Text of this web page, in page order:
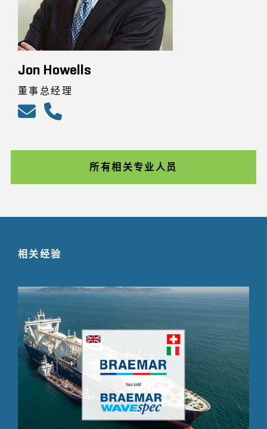
Jon Howells
董事总经理
所有相关专业人员
相关经验